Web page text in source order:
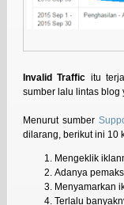
Invalid Traffic itu
sumber lalu lintas blog
Menurut sumber
dilarang, berikut ini 10
Mengeklik
Adanya
Menyamarkan
Terlalu